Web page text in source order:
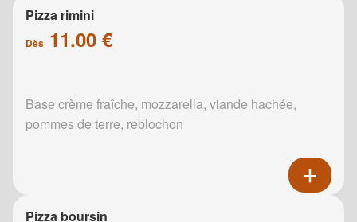
Pizza rimini
Dès 11.00 €
Base crème fraîche, mozzarella, viande hachée,
pommes de terre, reblochon
Pizza boursin